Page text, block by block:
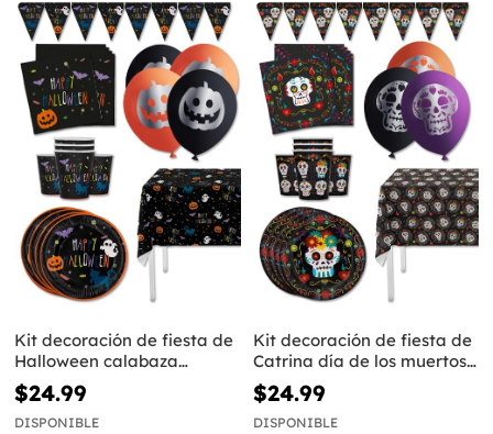
Kit decoración de fiesta de
Halloween calabaza
Premium para 8 personas -
Happy Halloween
$24.99
DISPONIBLE
Kit decoración de fiesta de
Catrina día de los muertos
Premium para 8 personas -
Day of the Dead
$24.99
DISPONIBLE